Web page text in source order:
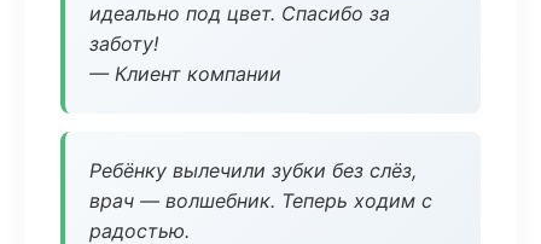
идеально под цвет. Спасибо за
заботу!
— Клиент компании
Ребёнку вылечили зубки без слёз,
врач — волшебник. Теперь ходим с
радостью.